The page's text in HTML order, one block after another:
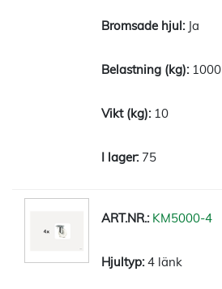
Ja
1000
10
75
KM5000-4
4 länk